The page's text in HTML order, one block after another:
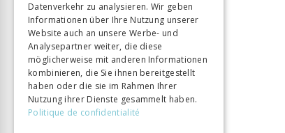
Sprache
Français
Seitenzahl
330
Erscheinungsjahr
24 März 2023
Art des Buches
Ouvrage collectif
DOI
10.32551/GEORG.13204
Datenverkehr zu analysieren. Wir geben
Informationen über Ihre Nutzung unserer
Website auch an unsere Werbe- und
Analysepartner weiter, die diese
möglicherweise mit anderen Informationen
kombinieren, die Sie ihnen bereitgestellt
haben oder die sie im Rahmen Ihrer
Nutzung ihrer Dienste gesammelt haben.
Politique de confidentialité